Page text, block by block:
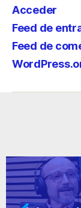
Acceder
Feed de
Feed de